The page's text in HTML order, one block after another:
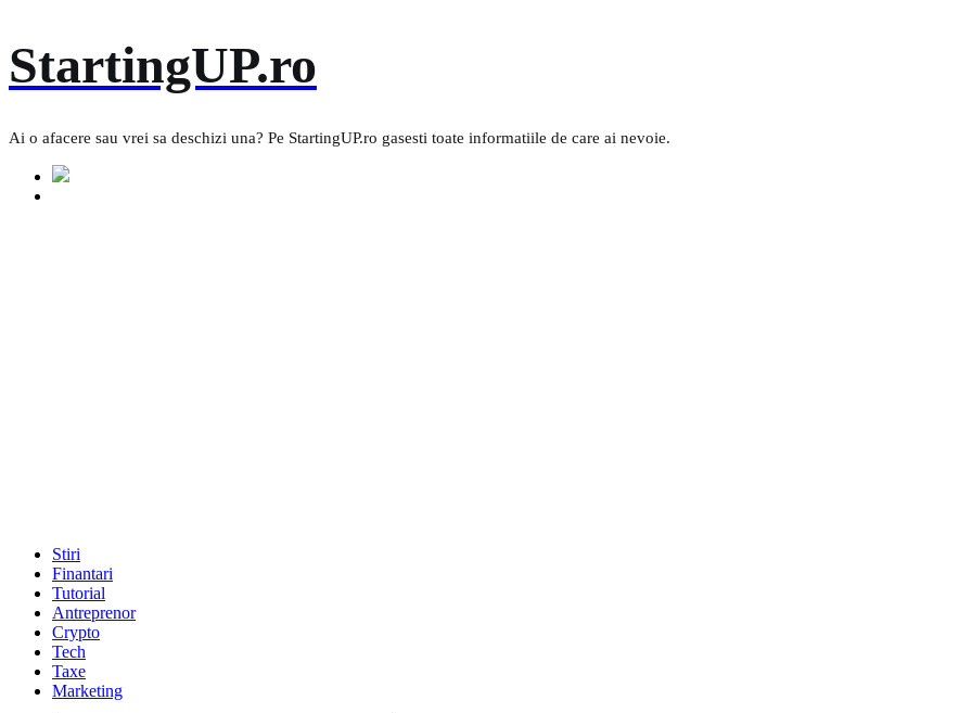
to
content
StartingUP.ro
Ai o afacere sau vrei sa deschizi una? Pe StartingUP.ro gasesti toate informatiile de care ai nevoie.
Stiri
Finantari
Tutorial
Antreprenor
Crypto
Tech
Taxe
Marketing